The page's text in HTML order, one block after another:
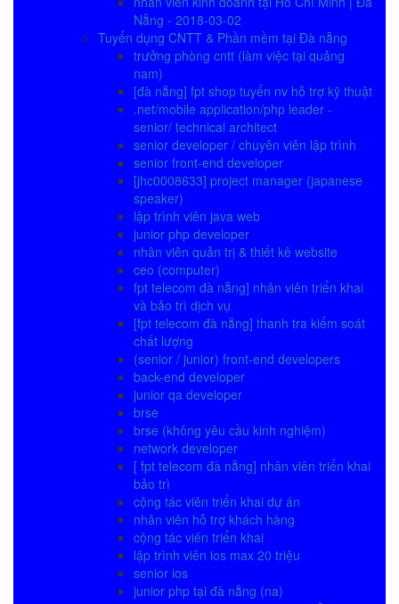
Nẵng - 2018-03-02
Tuyển dụng CNTT & Phần mềm tại Đà nẵng
trưởng phòng cntt (làm việc tại quảng
nam)
[đà nẵng] fpt shop tuyển nv hỗ trợ kỹ thuật
.net/mobile application/php leader -
senior/ technical architect
senior developer / chuyên viên lập trình
senior front-end developer
[jhc0008633] project manager (japanese
speaker)
lập trình viên java web
junior php developer
nhân viên quản trị & thiết kê website
ceo (computer)
fpt telecom đà nẵng] nhân viên triển khai
và bảo trì dịch vụ
[fpt telecom đà nẵng] thanh tra kiểm soát
chất lượng
(senior / junior) front-end developers
back-end developer
junior qa developer
brse
brse (không yêu cầu kinh nghiệm)
network developer
[ fpt telecom đà nẵng] nhân viên triển khai
bảo trì
cộng tác viên triển khai dự án
nhân viên hỗ trợ khách hàng
cộng tác viên triển khai
lập trình viên ios max 20 triệu
senior ios
junior php tại đà nẵng (na)